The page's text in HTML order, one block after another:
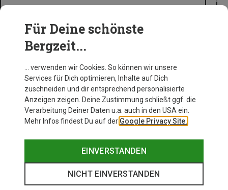
Für Deine schönste
Bergzeit...
… verwenden wir Cookies. So können wir unsere
Services für Dich optimieren, Inhalte auf Dich
zuschneiden und dir entsprechend personalisierte
Anzeigen zeigen. Deine Zustimmung schließt ggf. die
Verarbeitung Deiner Daten u.a. auch in den USA ein.
Mehr Infos findest Du auf der Google Privacy Site.
EINVERSTANDEN
NICHT EINVERSTANDEN